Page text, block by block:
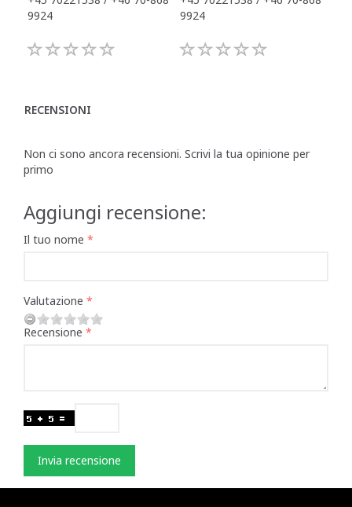
9924
9924
RECENSIONI
Non ci sono ancora recensioni. Scrivi la tua opinione per
primo
Aggiungi recensione:
Il tuo nome
Valutazione
Recensione
Invia recensione